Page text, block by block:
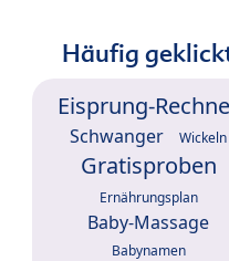
Häufig
Eisprung-
Schwanger Wickeln
Gratisproben
Ernährungsplan
Baby-Massage
Babynamen